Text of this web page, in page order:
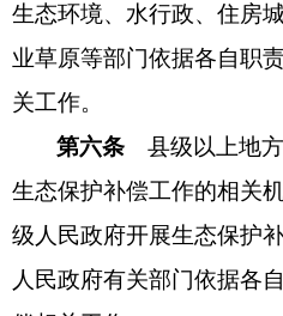
生态环境、水行政、住房
业草原等部门依据各自职
关工作。
第六条 县级以上地
生态保护补偿工作的相关
级人民政府开展生态保护
人民政府有关部门依据各